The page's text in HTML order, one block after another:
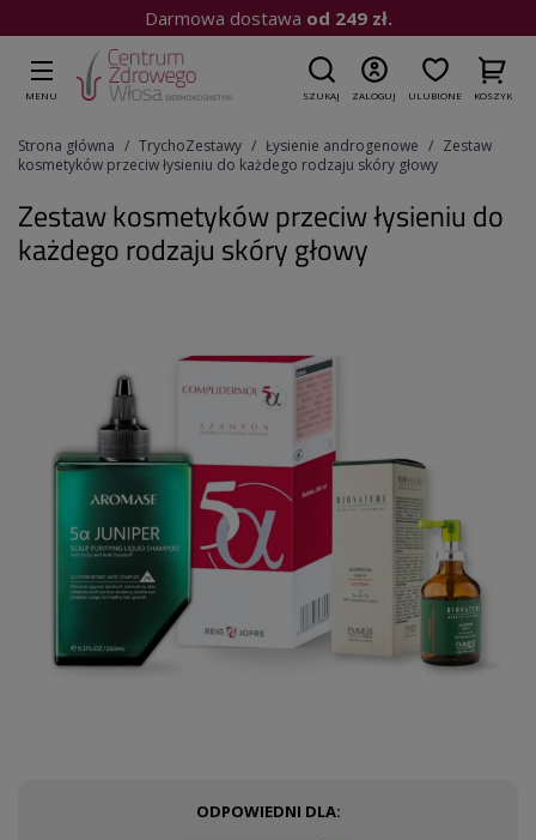
Kup do 15:00| Wysyłka dziś
MENU SZUKAJ ZALOGUJ ULUBIONE KOSZYK
Strona główna TrychoZestawy Łysienie androgenowe
Zestaw
kosmetyków przeciw łysieniu do każdego rodzaju skóry głowy
Zestaw kosmetyków przeciw łysieniu do
każdego rodzaju skóry głowy
ODPOWIEDNI DLA: